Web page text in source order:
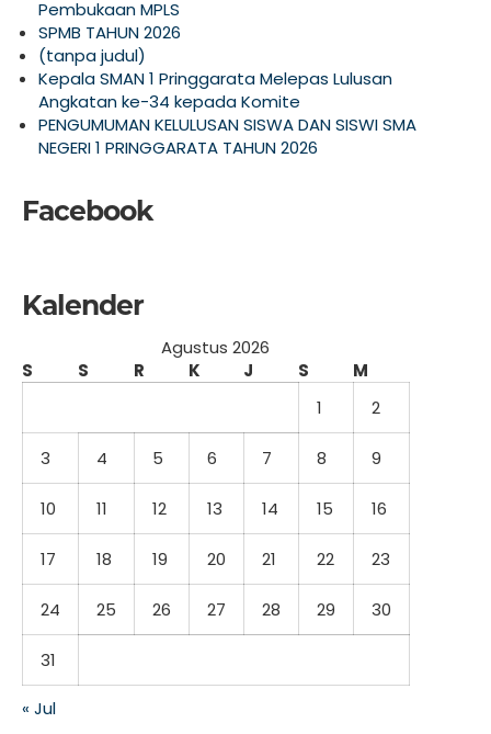
Pembukaan MPLS
SPMB TAHUN 2026
(tanpa judul)
Kepala SMAN 1 Pringgarata Melepas Lulusan
Angkatan ke-34 kepada Komite
PENGUMUMAN KELULUSAN SISWA DAN SISWI SMA
NEGERI 1 PRINGGARATA TAHUN 2026
Facebook
Kalender
Agustus 2026
S
S R K J S
M
1
2
3 4 5 6 7 8 9
10 11 12 13 14 15 16
17 18 19 20 21 22 23
24 25 26 27 28 29 30
31
« Jul